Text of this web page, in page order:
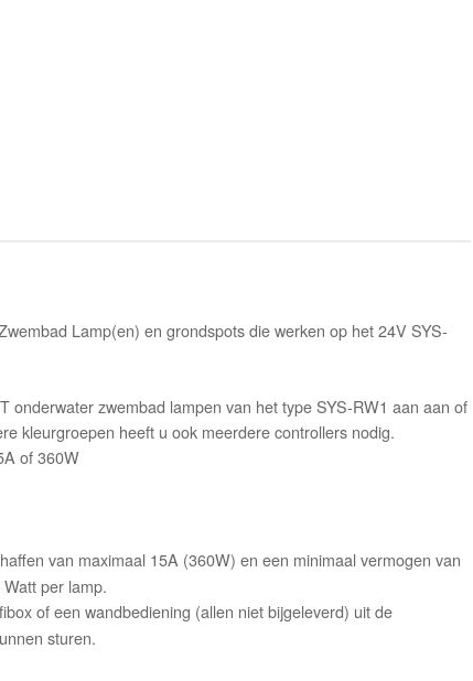
Lamp(en) en grondspots die werken op het 24V SYS-
onderwater zwembad lampen van het type SYS-RW1 aan aan of
kleurgroepen heeft u ook meerdere controllers nodig.
of 360W
van maximaal 15A (360W) en een minimaal vermogen van
per lamp.
of een wandbediening (allen niet bijgeleverd) uit de
sturen.